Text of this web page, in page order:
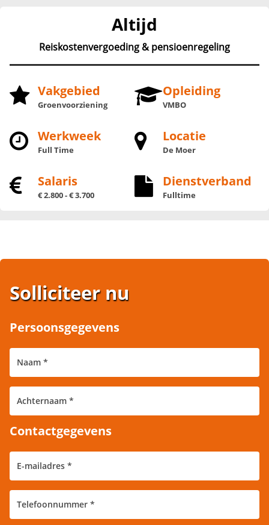
Altijd
Reiskostenvergoeding & pensioenregeling
Vakgebied
Groenvoorziening
Opleiding
VMBO
Werkweek
Full Time
Locatie
De Moer
Salaris
€ 2.800 - € 3.700
Dienstverband
Fulltime
Solliciteer nu
Persoonsgegevens
Contactgegevens